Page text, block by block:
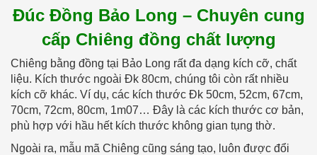
Đúc Đồng Bảo Long – Chuyên cung
cấp Chiêng đồng chất lượng
Chiêng bằng đồng tại Bảo Long rất đa dạng kích cỡ, chất
liệu. Kích thước ngoài Đk 80cm, chúng tôi còn rất nhiều
kích cỡ khác. Ví dụ, các kích thước Đk 50cm, 52cm, 67cm,
70cm, 72cm, 80cm, 1m07… Đây là các kích thước cơ bản,
phù hợp với hầu hết kích thước không gian tụng thờ.
Ngoài ra, mẫu mã Chiêng cũng sáng tạo, luôn được đổi